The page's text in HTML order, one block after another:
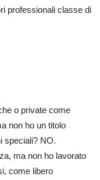
professionali classe di
o private come
non ho un titolo
speciali? NO.
ma non ho lavorato
come libero